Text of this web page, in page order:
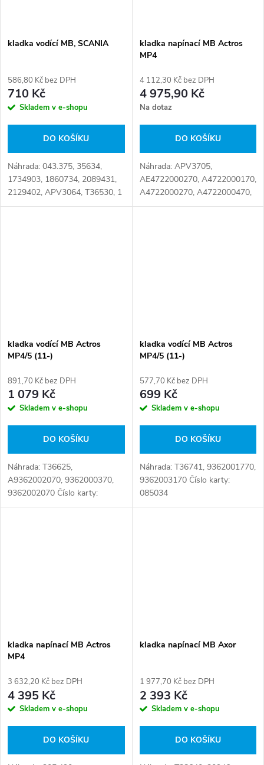
kladka vodící MB, SCANIA
586,80 Kč bez DPH
710 Kč
Skladem v e-shopu
DO KOŠÍKU
Náhrada: 043.375, 35634,
1734903, 1860734, 2089431,
2129402, APV3064, T36530, 1
734 903, 1 860 734, 2 089 431,
kladka napínací MB Actros
MP4
4 112,30 Kč bez DPH
4 975,90 Kč
Na dotaz
DO KOŠÍKU
Náhrada: APV3705,
AE4722000270, A4722000170,
A4722000270, A4722000470,
A4722000570, A4722000870,
kladka vodící MB Actros
MP4/5 (11-)
891,70 Kč bez DPH
1 079 Kč
Skladem v e-shopu
DO KOŠÍKU
Náhrada: T36625,
A9362002070, 9362000370,
9362002070 Číslo karty:
085036
kladka vodící MB Actros
MP4/5 (11-)
577,70 Kč bez DPH
699 Kč
Skladem v e-shopu
DO KOŠÍKU
Náhrada: T36741, 9362001770,
9362003170 Číslo karty:
085034
kladka napínací MB Actros
MP4
3 632,20 Kč bez DPH
4 395 Kč
Skladem v e-shopu
DO KOŠÍKU
kladka napínací MB Axor
1 977,70 Kč bez DPH
2 393 Kč
Skladem v e-shopu
DO KOŠÍKU